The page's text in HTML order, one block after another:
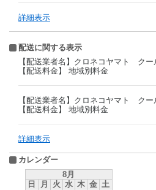
詳細表示
配送に関する表示
【配送業者名】クロネコヤマト クー
【配送料金】 地域別料金
【配送業者名】クロネコヤマト ク
【配送料金】 地域別料金
詳細表示
カレンダー
8月
日
月 火 水 木 金 土